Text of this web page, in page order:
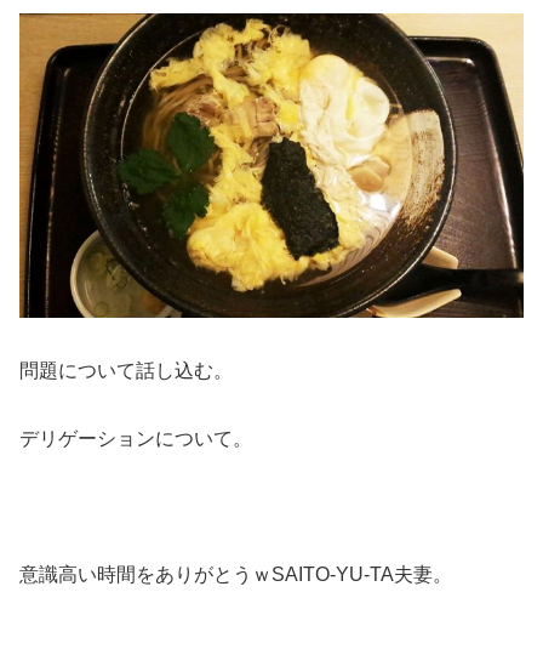
問題について話し込む。
デリゲーションについて。
意識高い時間をありがとうｗSAITO-YU-TA夫妻。